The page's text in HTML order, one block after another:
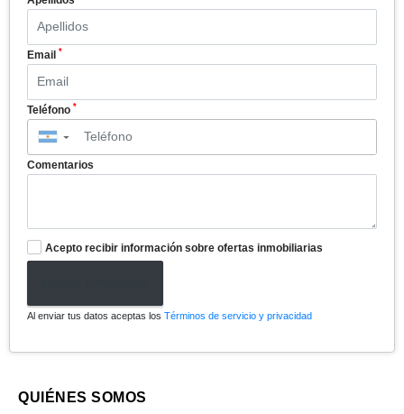
Email *
Teléfono *
▼
Comentarios
Acepto recibir información sobre ofertas inmobiliarias
Al enviar tus datos aceptas los Términos de servicio y privacidad
QUIÉNES SOMOS